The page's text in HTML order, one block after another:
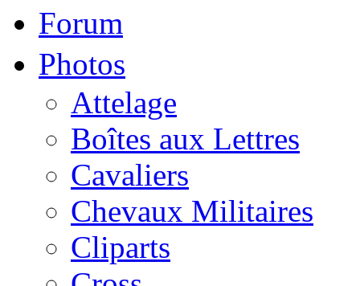
Forum
Photos
Attelage
Boîtes aux Lettres
Cavaliers
Chevaux Militaires
Cliparts